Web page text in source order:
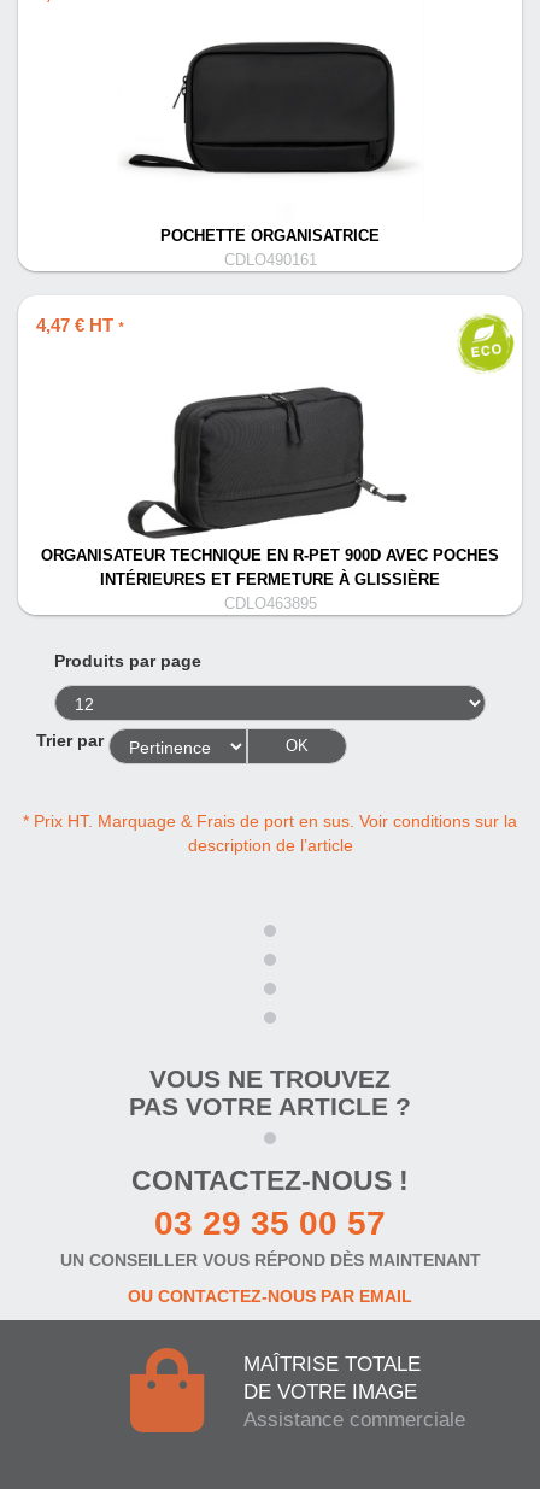
POCHETTE ORGANISATRICE
CDLO490161
4,47 € HT *
ORGANISATEUR TECHNIQUE EN R-PET 900D AVEC POCHES
INTÉRIEURES ET FERMETURE À GLISSIÈRE
CDLO463895
Produits par page
Trier par OK
* Prix HT. Marquage & Frais de port en sus. Voir conditions sur la
description de l’article
VOUS NE TROUVEZ
PAS VOTRE ARTICLE ?
CONTACTEZ-NOUS !
03 29 35 00 57
UN CONSEILLER VOUS RÉPOND DÈS MAINTENANT
OU CONTACTEZ-NOUS PAR EMAIL
MAÎTRISE TOTALE
DE VOTRE IMAGE
Assistance commerciale